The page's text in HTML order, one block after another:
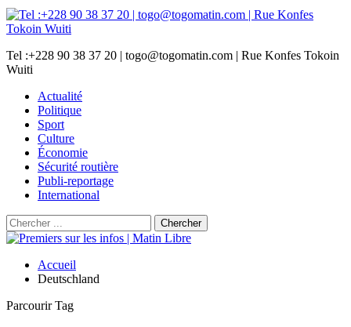
Tel :+228 90 38 37 20 | togo@togomatin.com | Rue Konfes Tokoin
Wuiti
Actualité
Politique
Sport
Culture
Économie
Sécurité routière
Publi-reportage
International
Accueil
Deutschland
Parcourir Tag